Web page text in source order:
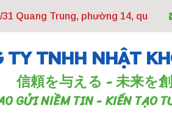
Quang Trung, phường 14, quận Gò
TY TNHH NHẬT
信頼を与える - 未来を
GỬI NIỀM TIN - KIẾN TẠO